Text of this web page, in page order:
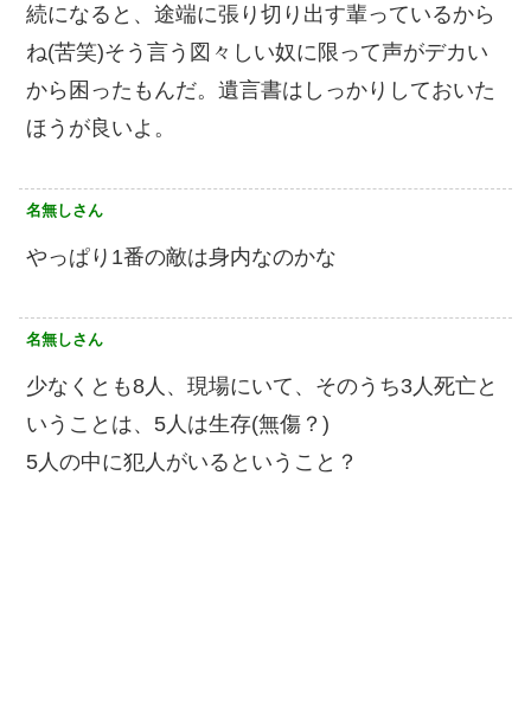
続になると、途端に張り切り出す輩っているから
ね(苦笑)そう言う図々しい奴に限って声がデカい
から困ったもんだ。遺言書はしっかりしておいた
ほうが良いよ。
名無しさん
やっぱり1番の敵は身内なのかな
名無しさん
少なくとも8人、現場にいて、そのうち3人死亡と
いうことは、5人は生存(無傷？)
5人の中に犯人がいるということ？